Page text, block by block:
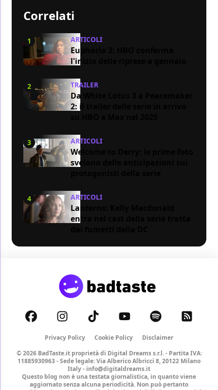
Correlati
1 ARTICOLI
Euphoria 3: HBO conferma
l'inizio delle riprese a gennaio
2 TRAILER
Da White Lotus 3 a Peacemaker
2: il trailer delle serie in arrivo
3 ARTICOLI
Welcome to Derry: le prime foto
svelano delle anticipazioni sui
4 ARTICOLI
Lanterns: Kelly Macdonald
entra nel cast della serie tratta
Privacy Policy Cookie Policy
Disclaimer
© 2026 BadTaste.it proprietà di Digital Dreams s.r.l.- Partita IVA:
11885930963 - Sede legale: Via Alberico Albricci 8, 20122 Milano
Italy - info@digitaldreams.it
Questo blog non è una testata giornalistica, in quanto viene
aggiornato senza alcuna periodicità. Non può pertanto